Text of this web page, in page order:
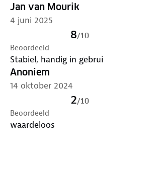
Jan van Mourik
4 juni 2025
8/10
Beoordeeld
Stabiel, handig in gebrui
Anoniem
14 oktober 2024
2/10
Beoordeeld
waardeloos